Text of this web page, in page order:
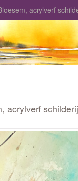
acrylverf
acrylverf